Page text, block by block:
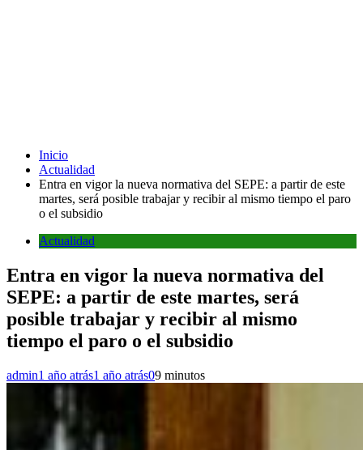
Inicio
Actualidad
Entra en vigor la nueva normativa del SEPE: a partir de este
martes, será posible trabajar y recibir al mismo tiempo el paro
o el subsidio
Actualidad
Entra en vigor la nueva normativa del
SEPE: a partir de este martes, será
posible trabajar y recibir al mismo
tiempo el paro o el subsidio
admin1 año atrás1 año atrás09 minutos